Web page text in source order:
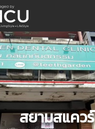
สยามสแควร์